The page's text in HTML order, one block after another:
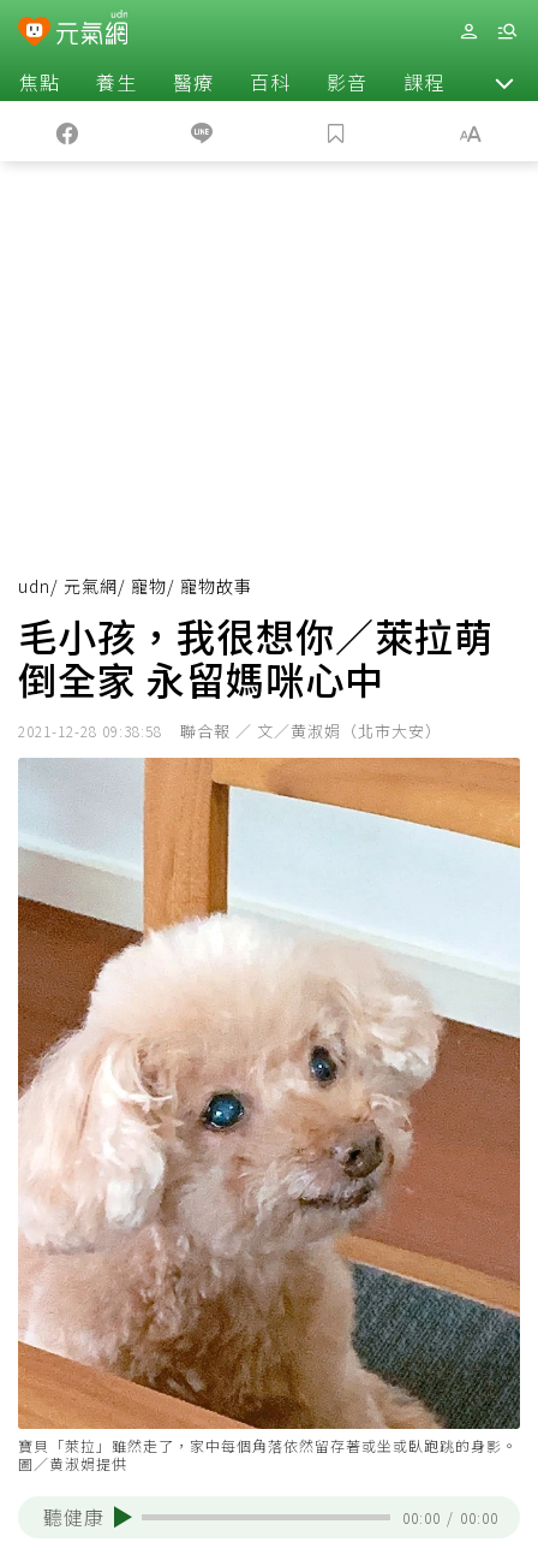
焦點 養生 醫療 百科 影音 課程 退休
udn/ 元氣網/ 寵物/ 寵物故事
毛小孩，我很想你／萊拉萌
倒全家 永留媽咪心中
2021-12-28 09:38:58 聯合報 ／ 文／黄淑娟（北市大安）
寶貝「萊拉」雖然走了，家中每個角落依然留存著或坐或臥跑跳的身影。
圖／黄淑娟提供
聽健康 00:00 / 00:00